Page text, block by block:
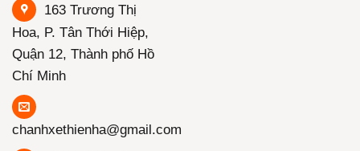
163 Trương Thị
Hoa, P. Tân Thới Hiệp,
Quận 12, Thành phố Hồ
Chí Minh
chanhxethienha@gmail.com